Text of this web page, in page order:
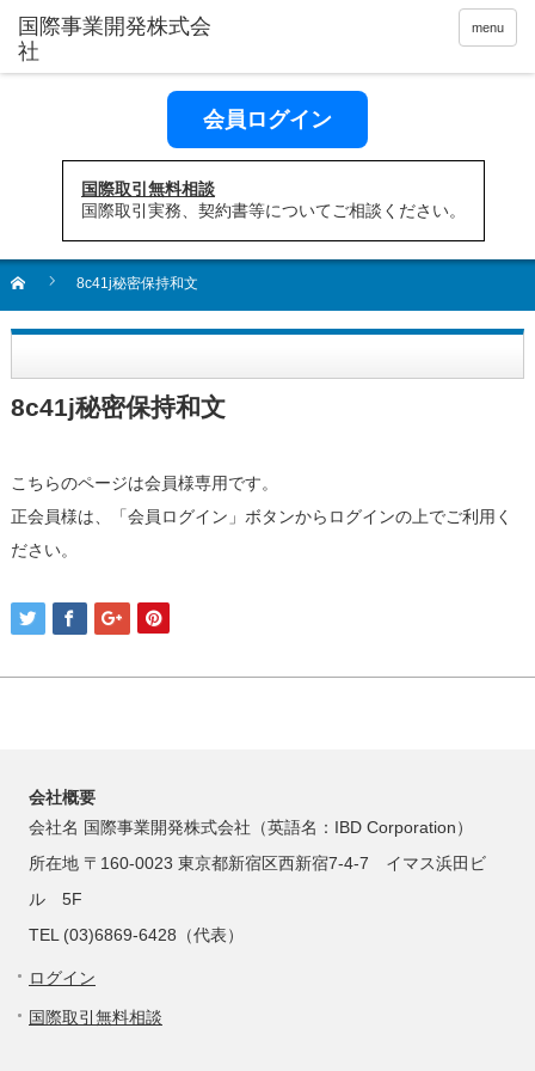
menu
会員ログイン
国際取引無料相談
国際取引実務、契約書等についてご相談ください。
8c41j秘密保持和文
8c41j秘密保持和文
こちらのページは会員様専用です。
正会員様は、「会員ログイン」ボタンからログインの上でご利用く
ださい。
会社概要
会社名 国際事業開発株式会社（英語名：IBD Corporation）
所在地 〒160-0023 東京都新宿区西新宿7-4-7 イマス浜田ビ
ル 5F
TEL (03)6869-6428（代表）
ログイン
国際取引無料相談